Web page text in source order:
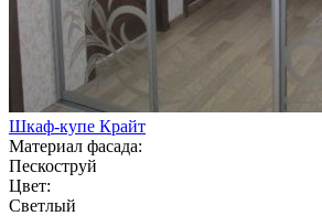
Шкаф-купе Крайт
Материал фасада:
Пескоструй
Цвет:
Светлый